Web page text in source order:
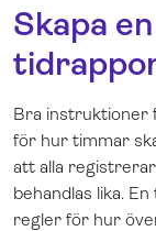
Skapa
Bra instruktioner
för hur timmar
att alla
behandlas lika.
regler för hur